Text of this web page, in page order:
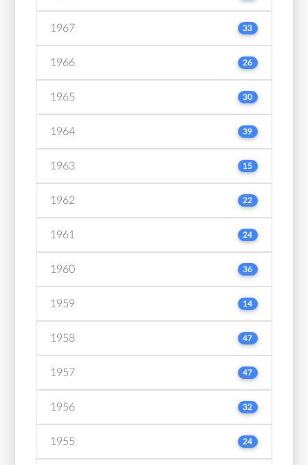
1967 33
1966 26
1965 30
1964 39
1963 15
1962 22
1961 24
1960 36
1959 14
1958 47
1957 47
1956 32
1955 24